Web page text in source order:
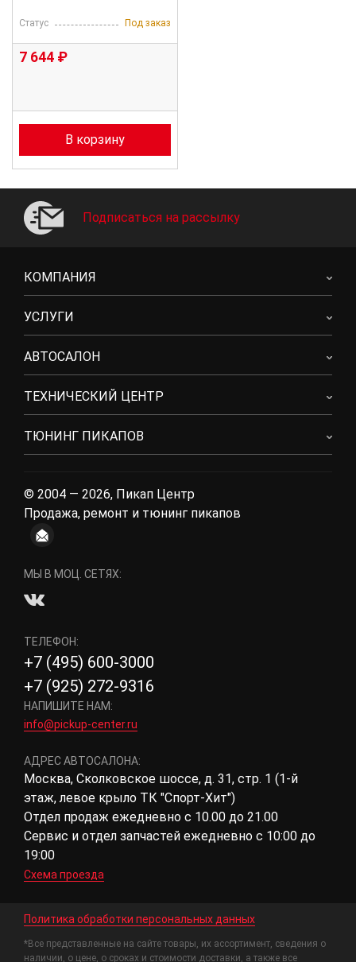
Статус Под заказ
7 644 ₽
В корзину
Подписаться на рассылку
КОМПАНИЯ
УСЛУГИ
АВТОСАЛОН
ТЕХНИЧЕСКИЙ ЦЕНТР
ТЮНИНГ ПИКАПОВ
© 2004 — 2026, Пикап Центр
Продажа, ремонт и тюнинг пикапов
МЫ В МОЦ. СЕТЯХ:
ТЕЛЕФОН:
+7 (495) 600-3000
+7 (925) 272-9316
НАПИШИТЕ НАМ:
info@pickup-center.ru
АДРЕС АВТОСАЛОНА:
Москва, Сколковское шоссе, д. 31, стр. 1 (1-й
этаж, левое крыло ТК "Спорт-Хит")
Отдел продаж ежедневно с 10.00 до 21.00
Сервис и отдел запчастей ежедневно с 10:00 до
19:00
Схема проезда
Политика обработки персональных данных
*Все представленные на сайте товары, их ассортимент, сведения о
наличии, о цене, о сроках и стоимости доставки, а также все